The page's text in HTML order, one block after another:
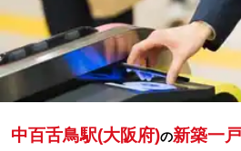
中百舌鳥駅(大阪府)の新築一